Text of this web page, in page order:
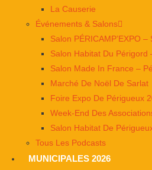
La Causerie
Événements & Salons
Salon PÉRICAMP’EXPO –
Salon Habitat Du Périgord
Salon Made In France –
Marché De Noël De Sarlat
Foire Expo De Périgueux
Week-End Des
Salon Habitat De
Tous Les Podcasts
MUNICIPALES 2026